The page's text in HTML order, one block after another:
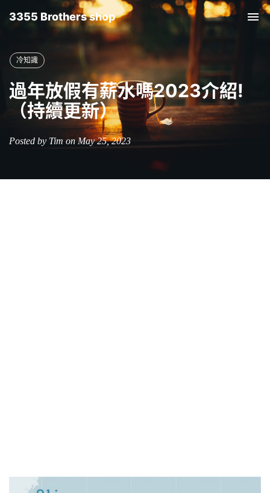
3355 Brothers shop
冷知識
過年放假有薪水嗎2023介紹!
（持續更新）
Posted by Tim on May 25, 2023